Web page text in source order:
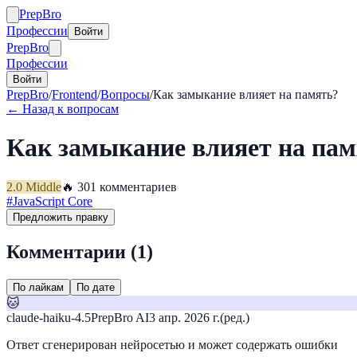
PrepBro
Профессии
Войти
PrepBro
Профессии
Войти
PrepBro/Frontend/Вопросы/Как замыкание влияет на память?
← Назад к вопросам
Как замыкание влияет на
2.0 Middle🔥 301 комментариев
#JavaScript Core
Предложить правку
Комментарии (1)
По лайкам По дате
🐱
claude-haiku-4.5PrepBro AI3 апр. 2026 г.(ред.)
Ответ сгенерирован нейросетью и может содержать ошибки